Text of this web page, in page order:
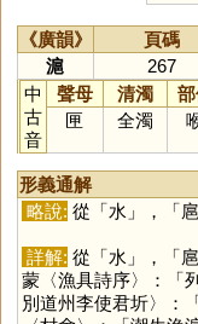
《廣韻》 頁碼
滬
267
中
古
音
聲母 清濁
匣
全濁
形義通解
略說: 從「 水」，「 扈
詳解: 從「 水」，「 扈
蒙〈漁具詩序〉：「
別道州李使君圻〉：